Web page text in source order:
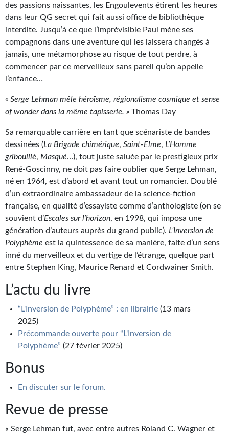
Le blog
Le prix des lecteurs
GOODIES
Goodies Gotland
Tirages d’art Une Heure-Lumière
À paraître
Revue de presse
Récompenses
Newsletter
Le Bélial' sur Youtube
LE BLOG BIFROST
La Bibliothèque orbitale
Journal d'un homme des bois
FORUMS
CONTACT
Nous contacter
F.A.Q.
Soumettre un manuscrit
des passions naissantes, les Engoulevents étirent les heures
dans leur QG secret qui fait aussi office de bibliothèque
interdite. Jusqu’à ce que l’imprévisible Paul mène ses
compagnons dans une aventure qui les laissera changés à
jamais, une métamorphose au risque de tout perdre, à
commencer par ce merveilleux sans pareil qu’on appelle
l’enfance…
« Serge Lehman mêle héroïsme, régionalisme cosmique et sense
of wonder dans la même tapisserie. » Thomas Day
Sa remarquable carrière en tant que scénariste de bandes
dessinées (La Brigade chimérique, Saint-Elme, L’Homme
gribouillé, Masqué…), tout juste saluée par le prestigieux prix
René-Goscinny, ne doit pas faire oublier que Serge Lehman,
né en 1964, est d’abord et avant tout un romancier. Doublé
d’un extraordinaire ambassadeur de la science-fiction
française, en qualité d’essayiste comme d’anthologiste (on se
souvient d’Escales sur l’horizon, en 1998, qui imposa une
génération d’auteurs auprès du grand public). L’Inversion de
Polyphème est la quintessence de sa manière, faite d’un sens
inné du merveilleux et du vertige de l’étrange, quelque part
entre Stephen King, Maurice Renard et Cordwainer Smith.
L’actu du livre
“L'Inversion de Polyphème” : en librairie (13 mars
2025)
Précommande ouverte pour “L'Inversion de
Polyphème” (27 février 2025)
Bonus
En discuter sur le forum.
Revue de presse
« Serge Lehman fut, avec entre autres Roland C. Wagner et